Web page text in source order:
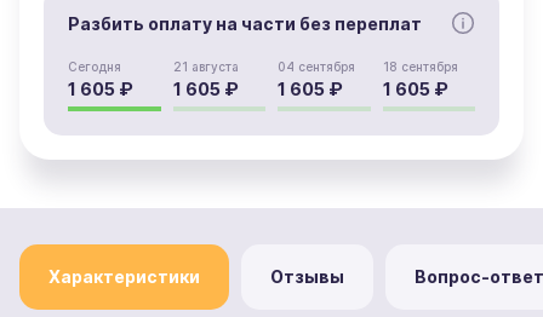
Разбить оплату на части без переплат
Сегодня
1 605 ₽
21 августа
1 605 ₽
04 сентября
1 605 ₽
18 сентября
1 605 ₽
Характеристики Отзывы Вопрос-ответ